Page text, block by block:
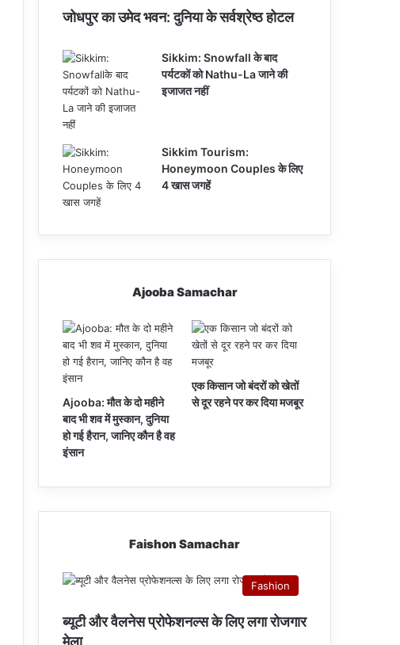
जोधपुर का उमेद भवन: दुनिया के सर्वश्रेष्ठ होटल
Sikkim: Snowfall के बाद
पर्यटकों को Nathu-La जाने की
इजाजत नहीं
Sikkim Tourism:
Honeymoon Couples के लिए
4 खास जगहें
Ajooba Samachar
Ajooba: मौत के दो महीने
बाद भी शव में मुस्कान, दुनिया
हो गई हैरान, जानिए कौन है वह
इंसान
एक किसान जो बंदरों को खेतों
से दूर रहने पर कर दिया मजबूर
Faishon Samachar
Fashion
ब्यूटी और वैलनेस प्रोफेशनल्स के लिए लगा रोजगार
मेला